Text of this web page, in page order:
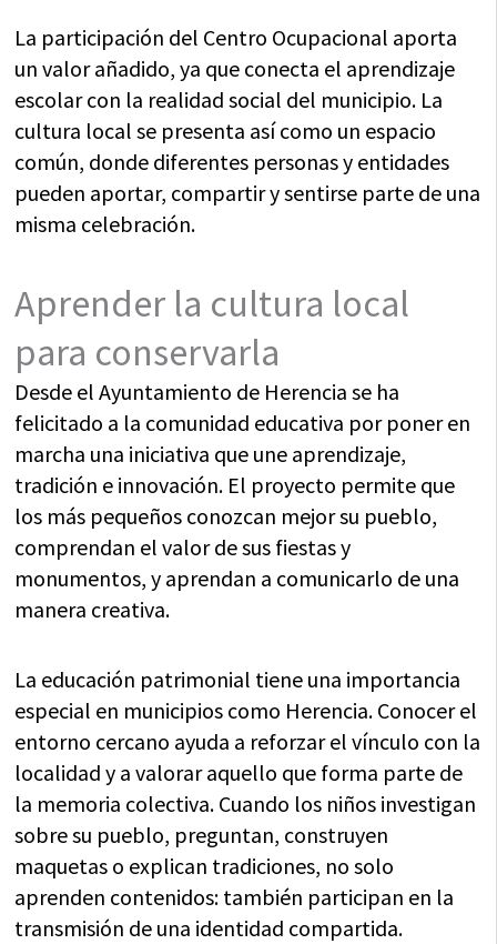
La participación del Centro Ocupacional aporta
un valor añadido, ya que conecta el aprendizaje
escolar con la realidad social del municipio. La
cultura local se presenta así como un espacio
común, donde diferentes personas y entidades
pueden aportar, compartir y sentirse parte de una
misma celebración.
Aprender la cultura local
para conservarla
Desde el Ayuntamiento de Herencia se ha
felicitado a la comunidad educativa por poner en
marcha una iniciativa que une aprendizaje,
tradición e innovación. El proyecto permite que
los más pequeños conozcan mejor su pueblo,
comprendan el valor de sus fiestas y
monumentos, y aprendan a comunicarlo de una
manera creativa.
La educación patrimonial tiene una importancia
especial en municipios como Herencia. Conocer el
entorno cercano ayuda a reforzar el vínculo con la
localidad y a valorar aquello que forma parte de
la memoria colectiva. Cuando los niños investigan
sobre su pueblo, preguntan, construyen
maquetas o explican tradiciones, no solo
aprenden contenidos: también participan en la
transmisión de una identidad compartida.